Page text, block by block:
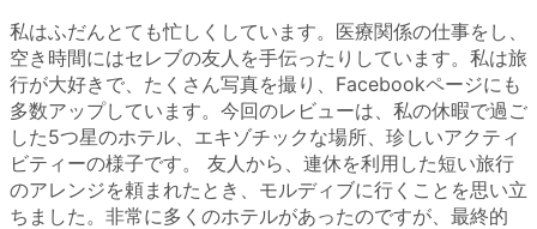
私はふだんとても忙しくしています。医療関係の仕事をし、
空き時間にはセレブの友人を手伝ったりしています。私は旅
行が大好きで、たくさん写真を撮り、Facebookページにも
多数アップしています。今回のレビューは、私の休暇で過ご
した5つ星のホテル、エキゾチックな場所、珍しいアクティ
ビティーの様子です。 友人から、連休を利用した短い旅行
のアレンジを頼まれたとき、モルディブに行くことを思い立
ちました。非常に多くのホテルがあったのですが、最終的